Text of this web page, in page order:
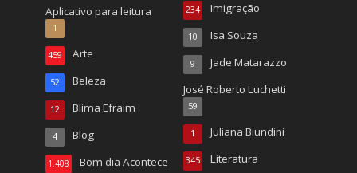
Aplicativo para leitura
1
Arte
459
Beleza
52
Blima Efraim
12
Blog
4
Bom dia Acontece
1.408
Imigração
234
Isa Souza
10
Jade Matarazzo
9
José Roberto Luchetti
59
Juliana Biundini
1
Literatura
345